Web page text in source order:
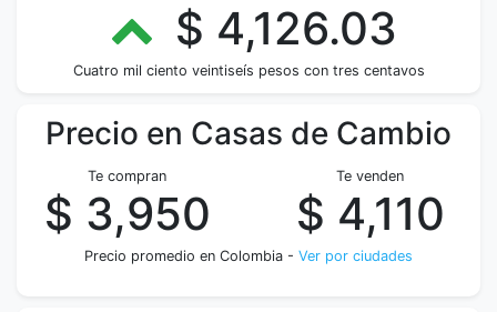
$ 4,126.03
Cuatro mil ciento veintiseís pesos con tres centavos
Precio en Casas de Cambio
Te compran
$ 3,950
Te venden
$ 4,110
Precio promedio en Colombia - Ver por ciudades